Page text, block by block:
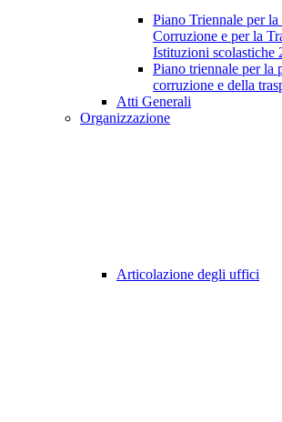
Piano Triennale per
Corruzione e per la
Istituzioni scolastiche
Piano triennale per la
corruzione e della
Atti Generali
Organizzazione
Articolazione degli uffici